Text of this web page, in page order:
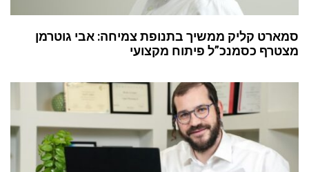
סמארט קליק ממשיך בתנופת צמיחה: אבי גוטרמן
מצטרף כסמנכ”ל פיתוח מקצועי